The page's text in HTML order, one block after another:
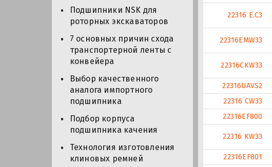
Подшипники NSK для
роторных экскаваторов
7 основных причин схода
транспортерной ленты с
конвейера
Выбор качественного
аналога импортного
подшипника
Подбор корпуса
подшипника качения
Технология изготовления
клиновых ремней
22316 E.C3
22316EMW33
22316CKW33
22316UAVS2
22316 CW33
22316EF800
22316 KW33
22316EF801